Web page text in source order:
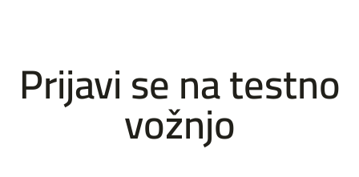
Prijavi se na testno
vožnjo